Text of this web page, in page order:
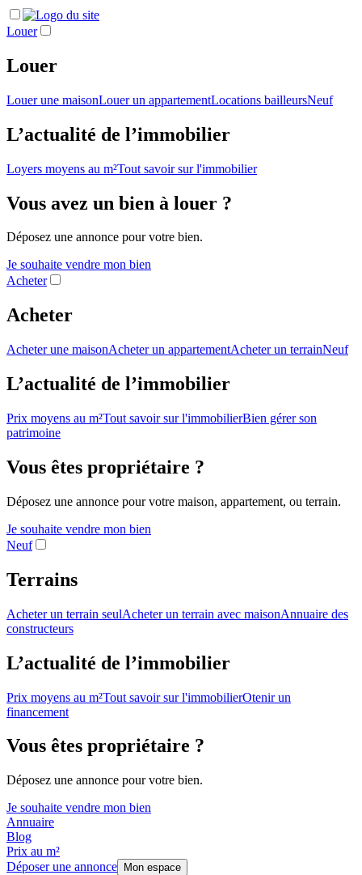
Louer
Louer
Louer une maisonLouer un appartementLocations bailleursNeuf
L’actualité de l’immobilier
Loyers moyens au m²Tout savoir sur l'immobilier
Vous avez un bien à louer ?
Déposez une annonce pour votre bien.
Je souhaite vendre mon bien
Acheter
Acheter
Acheter une maisonAcheter un appartementAcheter un terrainNeuf
L’actualité de l’immobilier
Prix moyens au m²Tout savoir sur l'immobilierBien gérer son
patrimoine
Vous êtes propriétaire ?
Déposez une annonce pour votre maison, appartement, ou terrain.
Je souhaite vendre mon bien
Neuf
Terrains
Acheter un terrain seulAcheter un terrain avec maisonAnnuaire des
constructeurs
L’actualité de l’immobilier
Prix moyens au m²Tout savoir sur l'immobilierOtenir un
financement
Vous êtes propriétaire ?
Déposez une annonce pour votre bien.
Je souhaite vendre mon bien
Annuaire
Blog
Prix au m²
Déposer une annonce
Mon espace